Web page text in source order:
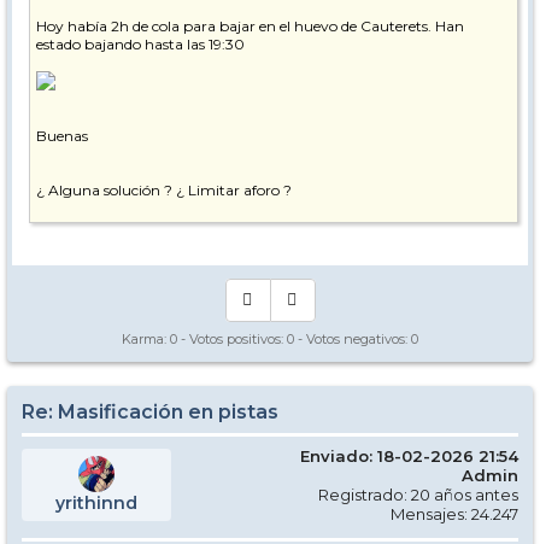
Hoy había 2h de cola para bajar en el huevo de Cauterets. Han
estado bajando hasta las 19:30
Buenas
¿ Alguna solución ? ¿ Limitar aforo ?
Un, dos, tres, responda otra vez.
Un saludo
Y ayer, con mal tiempo, pues parecido.
Karma: 0 - Votos positivos: 0 - Votos negativos: 0
Re: Masificación en pistas
yrithinnd
Enviado: 18-02-2026 21:54
Admin
Registrado: 20 años antes
Mensajes: 24.247